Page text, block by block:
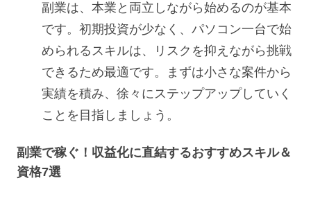
副業は、本業と両立しながら始めるのが基本
です。初期投資が少なく、パソコン一台で始
められるスキルは、リスクを抑えながら挑戦
できるため最適です。まずは小さな案件から
実績を積み、徐々にステップアップしていく
ことを目指しましょう。
副業で稼ぐ！収益化に直結するおすすめスキル＆
資格7選